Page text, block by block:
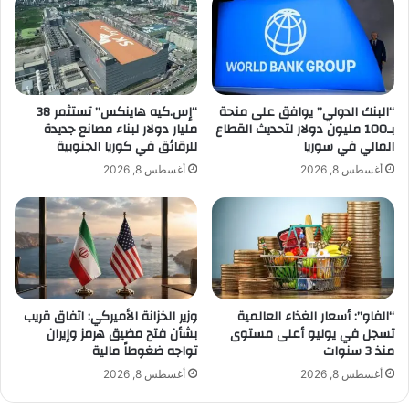
ت
ظ
ا
ف
ف
أ
ك
ا
م
ن
ذ
2
ل
ي
ا
ر
د
ل
ن
ق
ي
م
ت
ه
“البنك الدولي” يوافق على منحة
بـ100 مليون دولار لتحديث القطاع
المالي في سوريا
أغسطس 8, 2026
“إس.كيه هاينكس” تستثمر 38
مليار دولار لبناء مصانع جديدة
للرقائق في كوريا الجنوبية
أغسطس 8, 2026
“الفاو”: أسعار الغذاء العالمية
تسجل في يوليو أعلى مستوى
منذ 3 سنوات
أغسطس 8, 2026
وزير الخزانة الأميركي: اتفاق قريب
بشأن فتح مضيق هرمز وإيران
تواجه ضغوطاً مالية
أغسطس 8, 2026